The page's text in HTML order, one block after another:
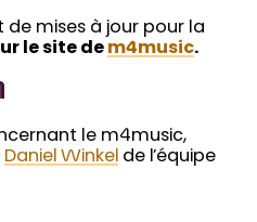
de mises à jour pour la
le site de m4music.
le m4music,
Daniel Winkel de l’équipe